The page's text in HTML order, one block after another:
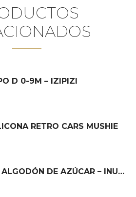
D 0-9M – IZIPIZI
RETRO CARS MUSHIE
BÁLSAMO LABIAL ALGODÓN DE AZÚCAR – INUWET